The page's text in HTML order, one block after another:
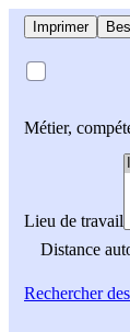
Imprimer
Métier,
Lieu de travail
Distance
Rechercher